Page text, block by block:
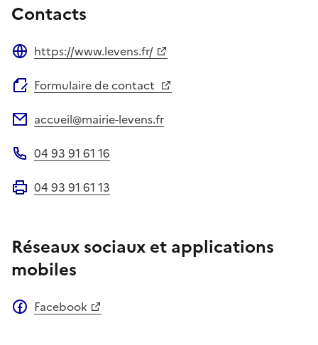
Contacts
https://www.levens.fr/
Formulaire de contact
accueil@mairie-levens.fr
04 93 91 61 16
04 93 91 61 13
Réseaux sociaux et applications
mobiles
Facebook